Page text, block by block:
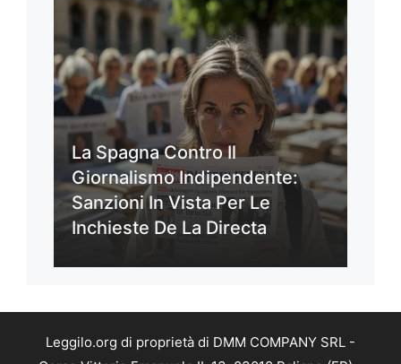
La Spagna Contro Il
Giornalismo Indipendente:
Sanzioni In Vista Per Le
Inchieste De La Directa
Leggilo.org di proprietà di DMM COMPANY SRL -